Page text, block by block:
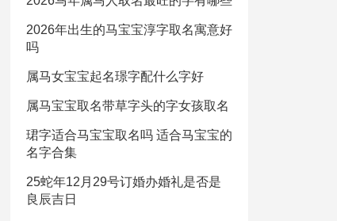
2026年出生的马宝宝淳字取名寓意好
吗
属马女宝宝起名璟字配什么字好
属马宝宝取名带草字头的字女孩取名
珺字适合马宝宝取名吗 适合马宝宝的
名字合集
25蛇年12月29号订婚办婚礼是否是
良辰吉日